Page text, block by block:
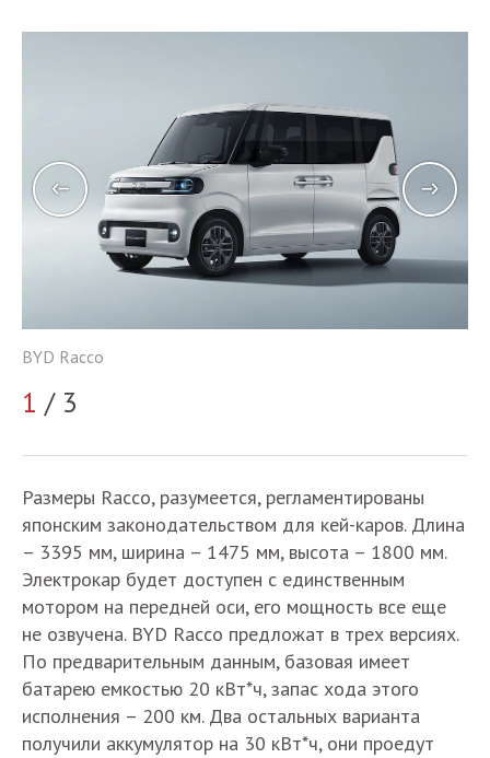
BYD Racco
1 / 3
Размеры Racco, разумеется, регламентированы
японским законодательством для кей-каров. Длина
– 3395 мм, ширина – 1475 мм, высота – 1800 мм.
Электрокар будет доступен с единственным
мотором на передней оси, его мощность все еще
не озвучена. BYD Racco предложат в трех версиях.
По предварительным данным, базовая имеет
батарею емкостью 20 кВт*ч, запас хода этого
исполнения – 200 км. Два остальных варианта
получили аккумулятор на 30 кВт*ч, они проедут